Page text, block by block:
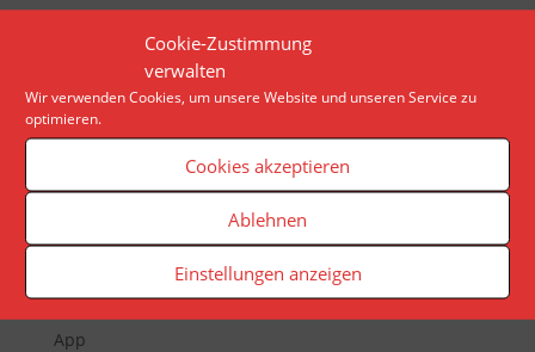
Cookie-Zustimmung
verwalten
Wir verwenden Cookies, um unsere Website und unseren Service zu
optimieren.
Cookies akzeptieren
Ablehnen
Einstellungen anzeigen
Wegen Gefechten zwischen Israel und der Hisbollah
büßt der Dax seine Gewinne des bisherigen
Handelstags ein. Anleger befürchten eine Eskalation
der Situation im Nahen Osten.
Reporting
App